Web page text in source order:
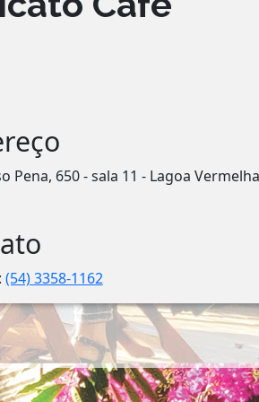
Pena, 650 - sala 11 - Lagoa Vermelha
(54) 3358-1162